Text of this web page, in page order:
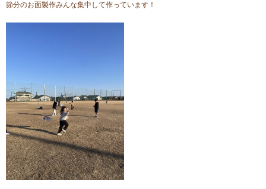
節分のお面製作みんな集中して作っています！